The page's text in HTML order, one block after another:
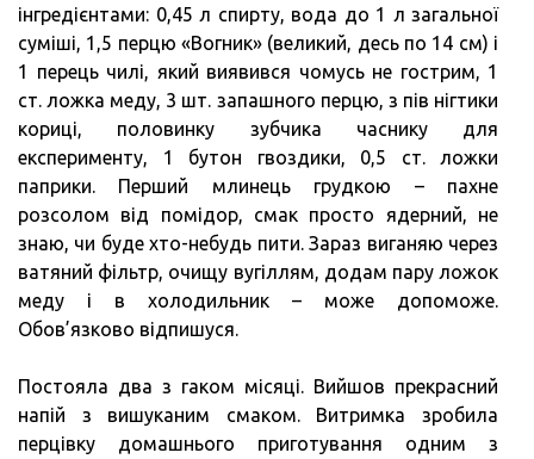
інгредієнтами: 0,45 л спирту, вода до 1 л загальної
суміші, 1,5 перцю «Вогник» (великий, десь по 14 см) і
1 перець чилі, який виявився чомусь не гострим, 1
ст. ложка меду, 3 шт. запашного перцю, з пів нігтики
кориці, половинку зубчика часнику для
експерименту, 1 бутон гвоздики, 0,5 ст. ложки
паприки. Перший млинець грудкою – пахне
розсолом від помідор, смак просто ядерний, не
знаю, чи буде хто-небудь пити. Зараз виганяю через
ватяний фільтр, очищу вугіллям, додам пару ложок
меду і в холодильник – може допоможе.
Обов’язково відпишуся.
Постояла два з гаком місяці. Вийшов прекрасний
напій з вишуканим смаком. Витримка зробила
перцівку домашнього приготування одним з